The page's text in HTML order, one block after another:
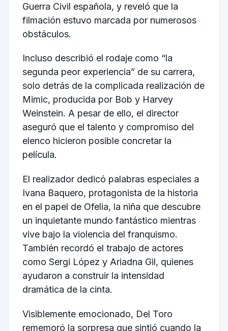
Guerra Civil española, y reveló que la
filmación estuvo marcada por numerosos
obstáculos.
Incluso describió el rodaje como “la
segunda peor experiencia” de su carrera,
solo detrás de la complicada realización de
Mimic, producida por Bob y Harvey
Weinstein. A pesar de ello, el director
aseguró que el talento y compromiso del
elenco hicieron posible concretar la
película.
El realizador dedicó palabras especiales a
Ivana Baquero, protagonista de la historia
en el papel de Ofelia, la niña que descubre
un inquietante mundo fantástico mientras
vive bajo la violencia del franquismo.
También recordó el trabajo de actores
como Sergi López y Ariadna Gil, quienes
ayudaron a construir la intensidad
dramática de la cinta.
Visiblemente emocionado, Del Toro
rememoró la sorpresa que sintió cuando la